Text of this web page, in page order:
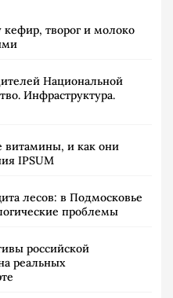
творог и молоко
Национальной
Инфраструктура.
витамины, и как они
IPSUM
лесов: в Подмосковье
проблемы
российской
реальных